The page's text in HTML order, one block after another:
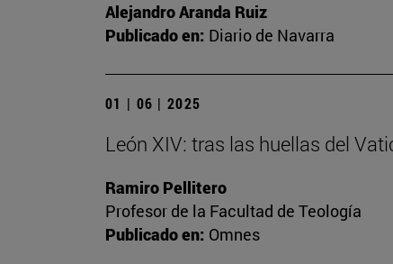
Alejandro Aranda Ruiz
Publicado en: Diario de Navarra
01 | 06 | 2025
León XIV: tras las huellas del
Ramiro Pellitero
Profesor de la Facultad de Teología
Publicado en: Omnes